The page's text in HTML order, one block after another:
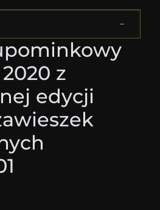
z
edycji